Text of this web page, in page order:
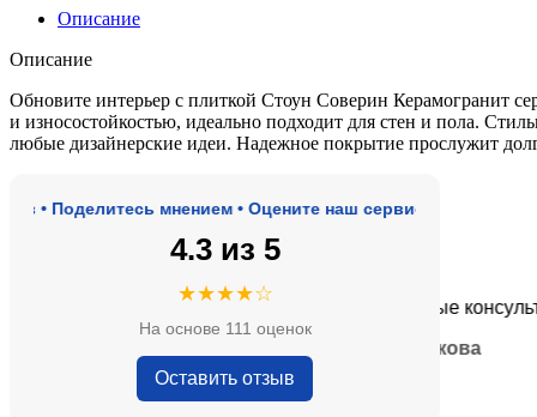
Описание
Описание
Обновите интерьер с плиткой Стоун Соверин Керамогранит
и износостойкостью, идеально подходит для стен и пола.
любые дизайнерские идеи. Надежное покрытие прослужит
Поделитесь мнением • Оцените наш сервис
4.3 из 5
★★★★☆
На основе 111 оценок
Оставить отзыв
адекватные цены.
★★★★★
Очень приятные
— Анна Кобякова